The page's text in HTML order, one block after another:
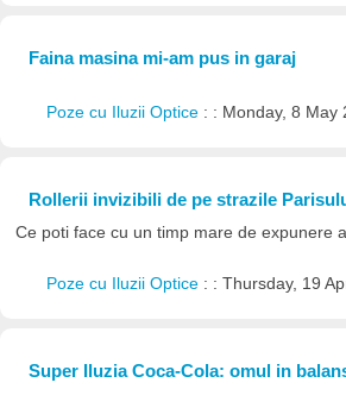
Faina masina mi-am pus in garaj
Poze cu Iluzii Optice : : Monday, 8 May
Rollerii invizibili de pe strazile
Ce poti face cu un timp mare de expunere
Poze cu Iluzii Optice : : Thursday, 19
Super Iluzia Coca-Cola: omul in